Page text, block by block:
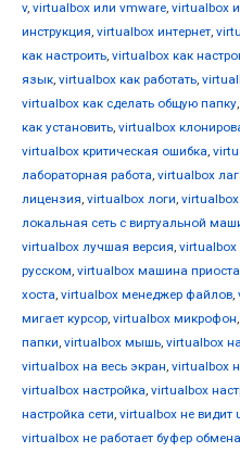
v, virtualbox или vmware, virtualbox
инструкция, virtualbox интернет,
как настроить, virtualbox как
язык, virtualbox как работать,
virtualbox как сделать общую папку,
как установить, virtualbox
virtualbox критическая ошибка,
лабораторная работа, virtualbox
лицензия, virtualbox логи, virtualbox
локальная сеть с виртуальной
virtualbox лучшая версия,
русском, virtualbox машина
хоста, virtualbox менеджер файлов,
мигает курсор, virtualbox микрофон,
папки, virtualbox мышь, virtualbox
virtualbox на весь экран, virtualbox
virtualbox настройка, virtualbox
настройка сети, virtualbox не видит
virtualbox не работает буфер обмена